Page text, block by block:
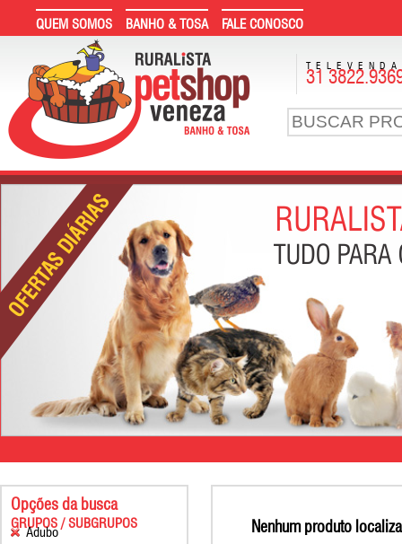
QUEM SOMOS BANHO & TOSA FALE CONOSCO
31
Opções da busca
GRUPOS / SUBGRUPOS
Adubo
Nenhum produto